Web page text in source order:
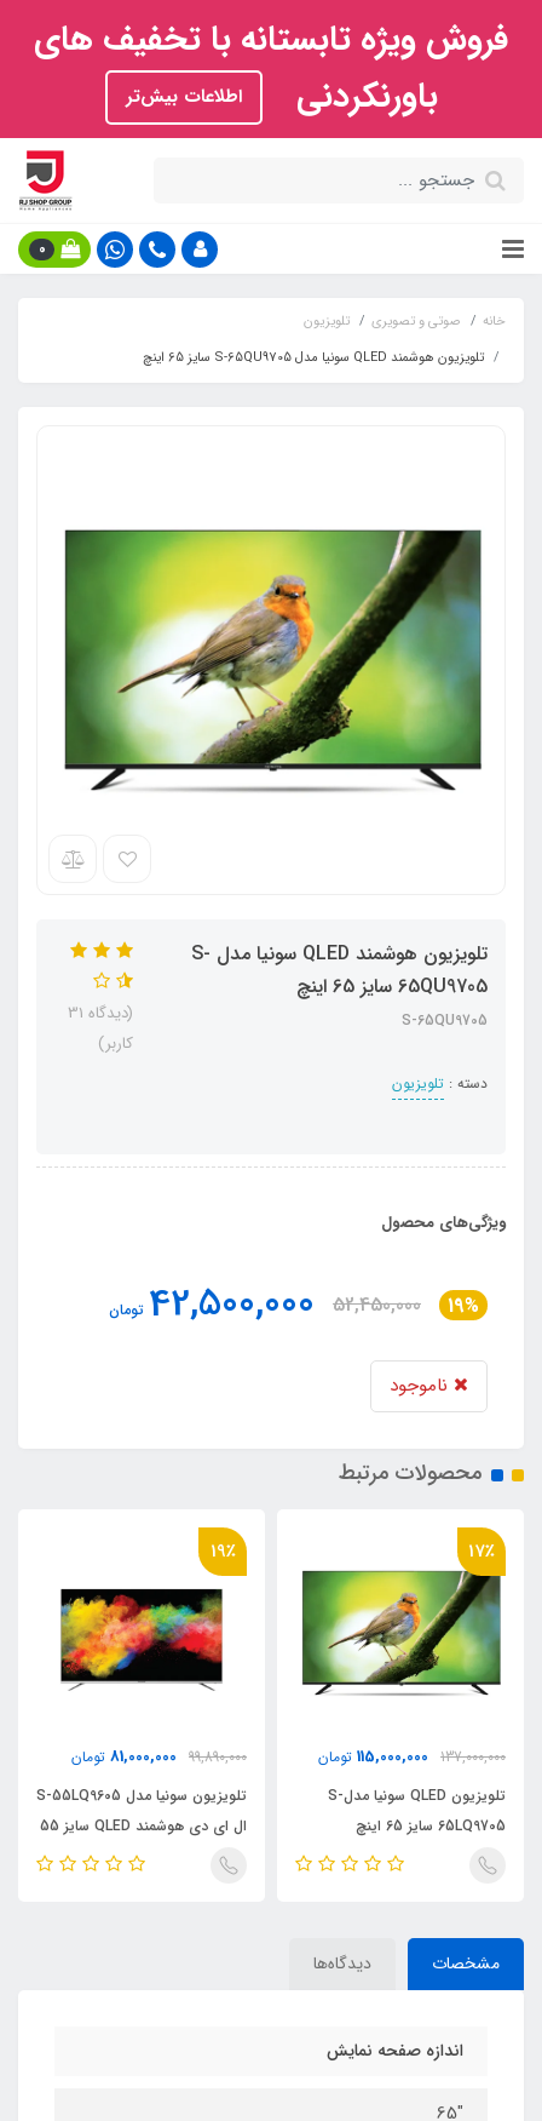
فروش ویژه تابستانه با تخفیف های
باورنکردنی
اطلاعات بیش‌تر
0
خانه صوتی و تصویری
تلویزیون
تلویزیون هوشمند QLED سونیا مدل S-65QU9705 سایز 65 اینچ
تلویزیون هوشمند QLED سونیا مدل S-
65QU9705 سایز 65 اینچ
S-65QU9705
دسته : تلویزیون
(دیدگاه 31
کاربر)
ویژگی‌های محصول
19%
52,450,000
42,500,000 تومان
ناموجود
محصولات مرتبط
17٪
137,000,000
115,000,000 تومان
تلویزیون QLED سونیا مدلS-
65LQ9705 سایز 65 اینچ
19٪
99,890,000
81,000,000 تومان
تلویزیون سونیا مدل S-55LQ9605
ال ای دی هوشمند QLED سایز 55
اینچ
مشخصات دیدگاه‌ها
اندازه صفحه نمایش
"65